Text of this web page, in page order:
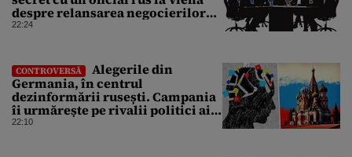
despre relansarea negocierilor
de pace dintre Ucraina și Rusia
22:24
CONTROVERSĂ
Alegerile din
Germania, în centrul
dezinformării rusești. Campania
îi urmărește pe rivalii politici ai
partidului de extremă dreapta
22:10